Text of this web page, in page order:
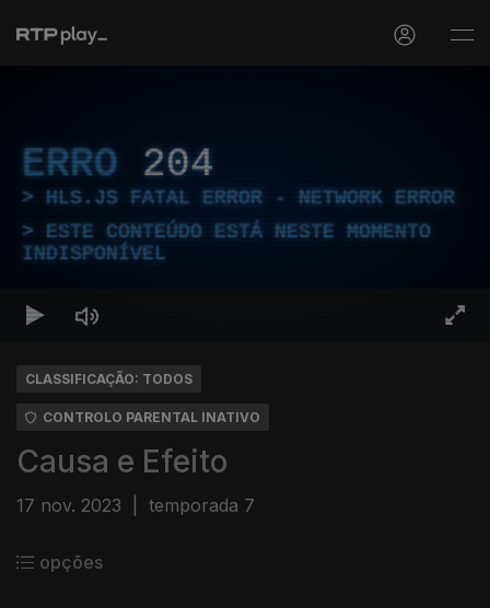
ERRO 204
HLS.JS FATAL ERROR - NETWORK ERROR
ESTE CONTEÚDO ESTÁ NESTE MOMENTO
INDISPONÍVEL
CLASSIFICAÇÃO: TODOS
CONTROLO PARENTAL INATIVO
Causa e Efeito
17 nov. 2023 temporada 7
opções